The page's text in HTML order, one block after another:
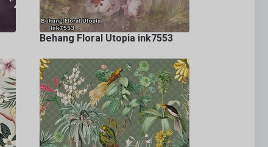
Behang Floral Utopia ink7553